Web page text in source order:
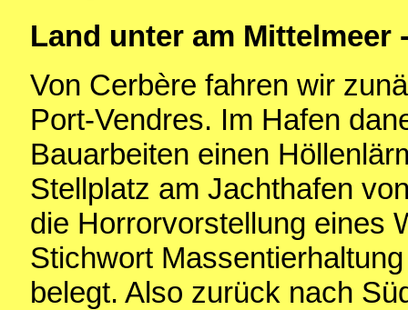
Land unter am Mittelmeer
Von Cerbère fahren wir
Port-Vendres. Im Hafen
Bauarbeiten einen
Stellplatz am Jachthafen
die Horrorvorstellung eines
Stichwort
belegt. Also zurück nach